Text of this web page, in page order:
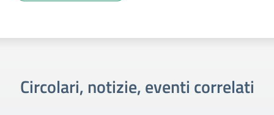
Circolari, notizie, eventi correlati